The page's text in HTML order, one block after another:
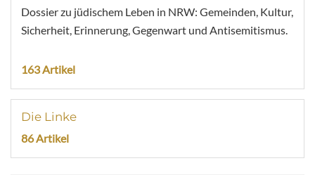
Dossier zu jüdischem Leben in NRW: Gemeinden, Kultur,
Sicherheit, Erinnerung, Gegenwart und Antisemitismus.
163 Artikel
Die Linke
86 Artikel